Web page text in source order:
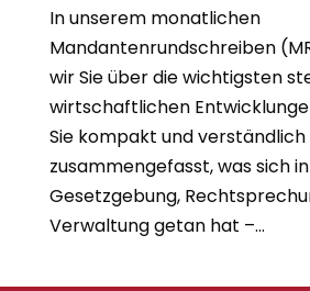
In unserem monatlichen
Mandantenrundschreiben
wir Sie über die wichtigsten
wirtschaftlichen
Sie kompakt und verständlich
zusammengefasst, was sich in
Gesetzgebung,
Verwaltung getan hat –...